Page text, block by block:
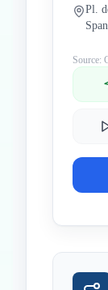
Pl.
Source: